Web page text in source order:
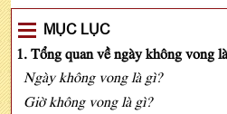
MỤC LỤC
1. Tổng quan về ngày không vong
Ngày không vong là gì?
Giờ không vong là gì?